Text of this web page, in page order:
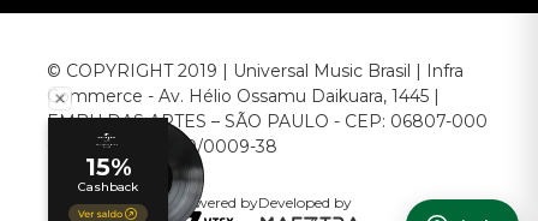
© COPYRIGHT 2019 | Universal Music Brasil | Infra
Commerce - Av. Hélio Ossamu Daikuara, 1445 |
EMBU DAS ARTES – SÃO PAULO - CEP: 06807-000
CNPJ: 00.952.789/0009-38
Powered byDeveloped by